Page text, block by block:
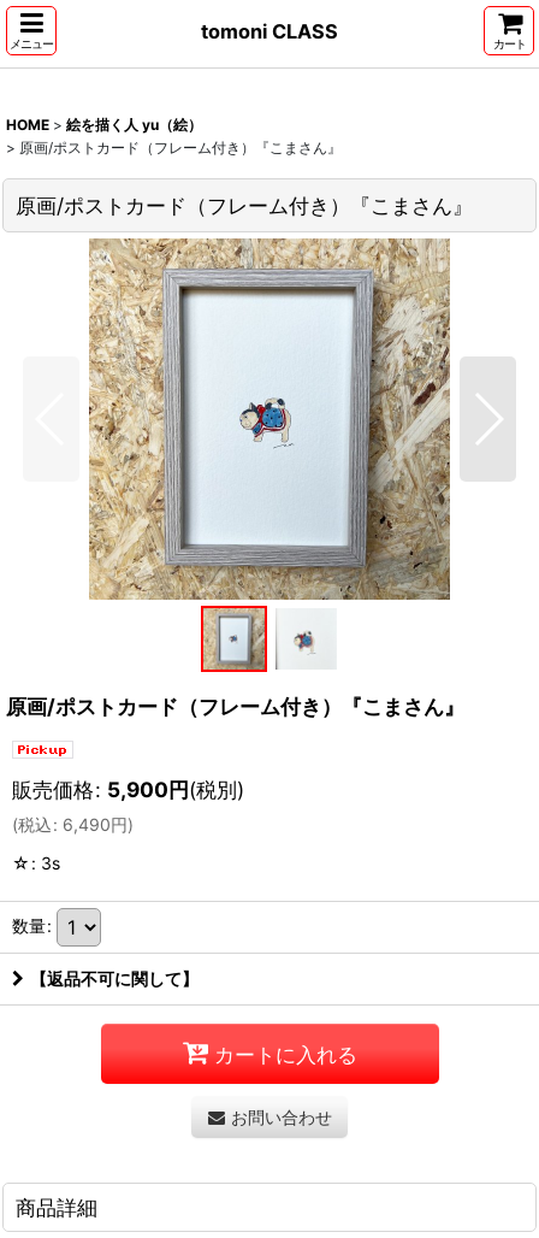
メニュー
tomoni CLASS
カート
HOME > 絵を描く人 yu（絵）
> 原画/ポストカード（フレーム付き）『こまさん』
原画/ポストカード（フレーム付き）『こまさん』
原画/ポストカード（フレーム付き）『こまさん』
販売価格: 5,900円(税別)
(税込: 6,490円)
☆ : 3s
数量:
【返品不可に関して】
カートに入れる
お問い合わせ
商品詳細